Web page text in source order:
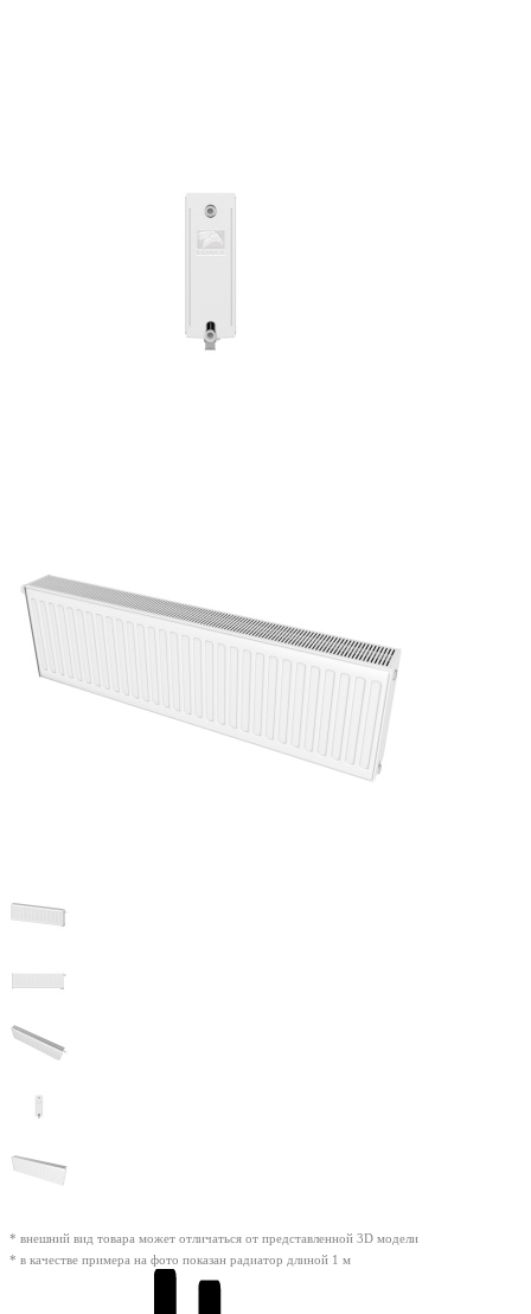
* внешний вид товара может отличаться от представленной 3D модели
* в качестве примера на фото показан радиатор длиной 1 м